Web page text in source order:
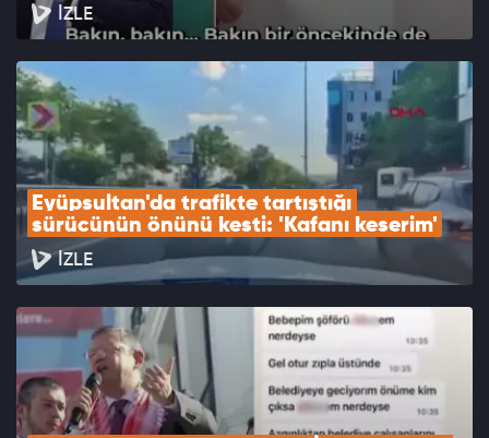
İZLE
Eyüpsultan'da trafikte tartıştığı
sürücünün önünü kesti: 'Kafanı keserim'
İZLE